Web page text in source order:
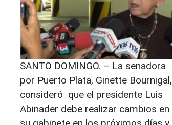
SANTO DOMINGO. – La senadora
por Puerto Plata, Ginette Bournigal,
consideró que el presidente Luis
Abinader debe realizar cambios en